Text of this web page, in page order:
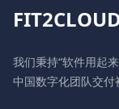
我们秉持“软件用起
中国数字化团队交付